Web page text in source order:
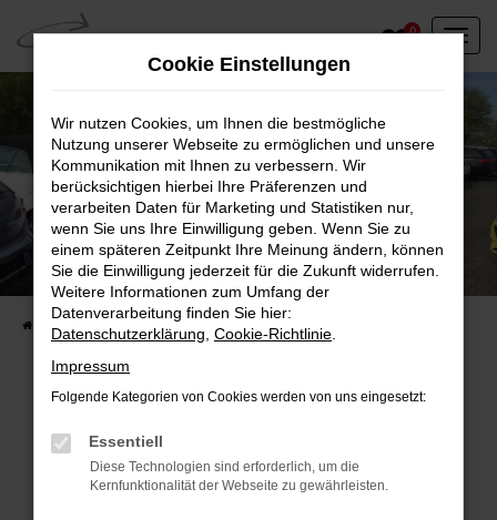
Zum
Hauptinhalt
springen
0
Unser Fahrzeugbestand vor Ort
Entdecken Sie unsere sofort verfügbaren
Fahrzeugangebote
Fehler: Network Error
Beim Laden ist ein Fehler aufgetreten.
Hier sind ein paar Tipps, die dir helfen können:
Cookie Einstellungen
Wir nutzen Cookies, um Ihnen die bestmögliche
Nutzung unserer Webseite zu ermöglichen und unsere
Kommunikation mit Ihnen zu verbessern. Wir
berücksichtigen hierbei Ihre Präferenzen und
verarbeiten Daten für Marketing und Statistiken nur,
wenn Sie uns Ihre Einwilligung geben. Wenn Sie zu
einem späteren Zeitpunkt Ihre Meinung ändern, können
Sie die Einwilligung jederzeit für die Zukunft widerrufen.
Weitere Informationen zum Umfang der
Datenverarbeitung finden Sie hier:
Datenschutzerklärung Cookie-Richtlinie
Impressum
Folgende Kategorien von Cookies werden von uns eingesetzt:
Essentiell
Diese Technologien sind erforderlich, um die
Kernfunktionalität der Webseite zu gewährleisten.